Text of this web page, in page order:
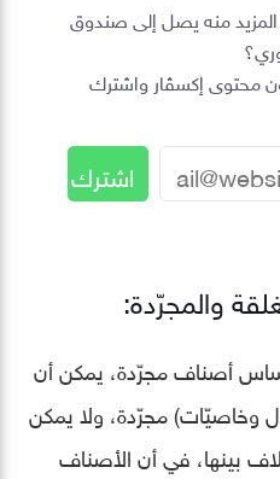
منه يصل إلى صندوق
محتوى إكسڤار واشترك
والمجرّدة:
أصناف مجرّدة، يمكن أن
مجرّدة، ولا يمكن
بينها، في أن الأصناف